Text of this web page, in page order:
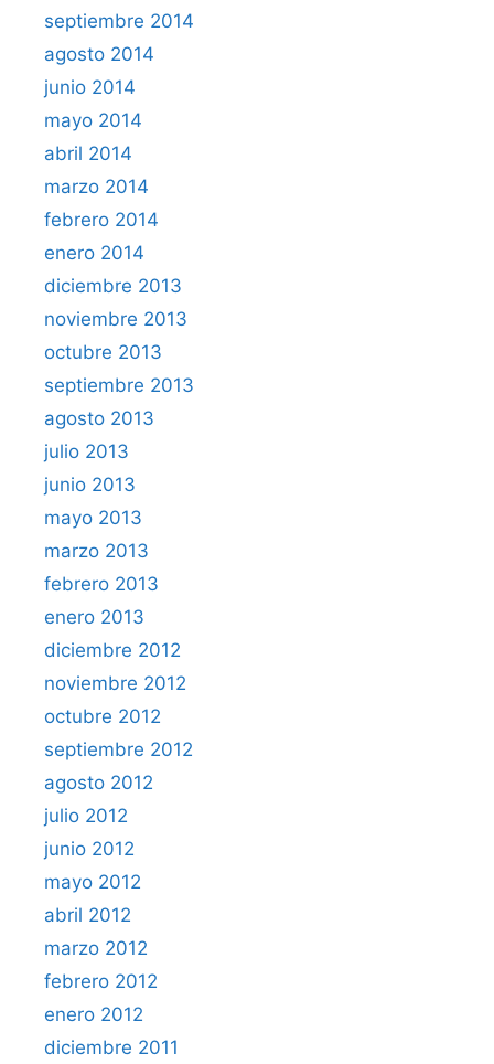
septiembre 2014
agosto 2014
junio 2014
mayo 2014
abril 2014
marzo 2014
febrero 2014
enero 2014
diciembre 2013
noviembre 2013
octubre 2013
septiembre 2013
agosto 2013
julio 2013
junio 2013
mayo 2013
marzo 2013
febrero 2013
enero 2013
diciembre 2012
noviembre 2012
octubre 2012
septiembre 2012
agosto 2012
julio 2012
junio 2012
mayo 2012
abril 2012
marzo 2012
febrero 2012
enero 2012
diciembre 2011